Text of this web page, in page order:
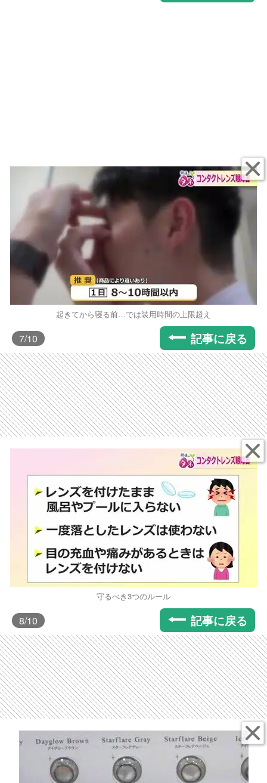
起きてから寝る前…では装用時間の上限超え
7/10 記事に戻る
守るべき3つのルール
8/10 記事に戻る